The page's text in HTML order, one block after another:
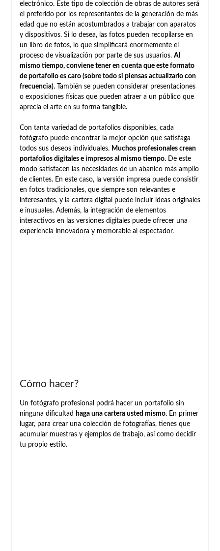
electrónico. Este tipo de colección de obras de autores será
el preferido por los representantes de la generación de más
edad que no están acostumbrados a trabajar con aparatos
y dispositivos. Si lo desea, las fotos pueden recopilarse en
un libro de fotos, lo que simplificará enormemente el
proceso de visualización por parte de sus usuarios. Al
mismo tiempo, conviene tener en cuenta que este formato
de portafolio es caro (sobre todo si piensas actualizarlo con
frecuencia).También se pueden considerar presentaciones
o exposiciones físicas que pueden atraer a un público que
aprecia el arte en su forma tangible.
Con tanta variedad de portafolios disponibles, cada
fotógrafo puede encontrar la mejor opción que satisfaga
todos sus deseos individuales. Muchos profesionales crean
portafolios digitales e impresos al mismo tiempo.De este
modo satisfacen las necesidades de un abanico más amplio
de clientes. En este caso, la versión impresa puede consistir
en fotos tradicionales, que siempre son relevantes e
interesantes, y la cartera digital puede incluir ideas originales
e inusuales. Además, la integración de elementos
interactivos en las versiones digitales puede ofrecer una
experiencia innovadora y memorable al espectador.
Cómo hacer?
Un fotógrafo profesional podrá hacer un portafolio sin
ninguna dificultad haga una cartera usted mismo.En primer
lugar, para crear una colección de fotografías, tienes que
acumular muestras y ejemplos de trabajo, así como decidir
tu propio estilo.